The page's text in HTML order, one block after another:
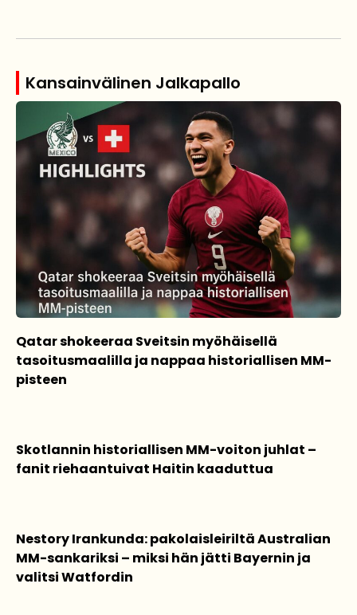
Kansainvälinen Jalkapallo
Qatar shokeeraa Sveitsin myöhäisellä
tasoitusmaalilla ja nappaa historiallisen MM-
pisteen
Skotlannin historiallisen MM-voiton juhlat –
fanit riehaantuivat Haitin kaaduttua
Nestory Irankunda: pakolaisleiriltä Australian
MM-sankariksi – miksi hän jätti Bayernin ja
valitsi Watfordin